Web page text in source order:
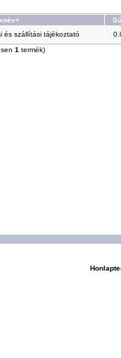
és szállítási tájékoztató
1 termék)